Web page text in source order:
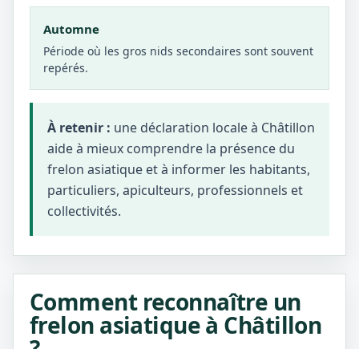
Automne
Période où les gros nids secondaires sont souvent
repérés.
À retenir : une déclaration locale à Châtillon
aide à mieux comprendre la présence du
frelon asiatique et à informer les habitants,
particuliers, apiculteurs, professionnels et
collectivités.
Comment reconnaître un
frelon asiatique à Châtillon